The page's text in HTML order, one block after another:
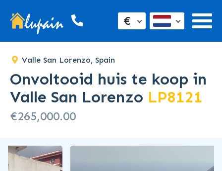
€
Valle San Lorenzo, Spain
Onvoltooid huis te koop in
Valle San Lorenzo LP8121
€265,000.00